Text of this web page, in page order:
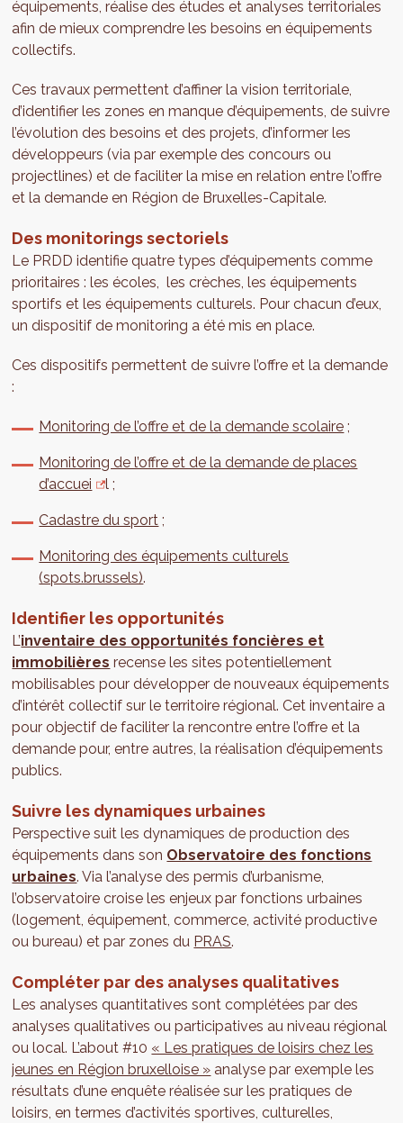
équipements, réalise des études et analyses territoriales
afin de mieux comprendre les besoins en équipements
collectifs.
Ces travaux permettent d’affiner la vision territoriale,
d’identifier les zones en manque d’équipements, de suivre
l’évolution des besoins et des projets, d’informer les
développeurs (via par exemple des concours ou
projectlines) et de faciliter la mise en relation entre l’offre
et la demande en Région de Bruxelles-Capitale.
Des monitorings sectoriels
Le PRDD identifie quatre types d’équipements comme
prioritaires : les écoles, les crèches, les équipements
sportifs et les équipements culturels. Pour chacun d’eux,
un dispositif de monitoring a été mis en place.
Ces dispositifs permettent de suivre l’offre et la demande
:
Monitoring de l’offre et de la demande scolaire ;
Monitoring de l’offre et de la demande de places
d’accuei
l ;
Cadastre du sport ;
Monitoring des équipements culturels
(spots.brussels).
Identifier les opportunités
L’inventaire des opportunités foncières et
immobilières recense les sites potentiellement
mobilisables pour développer de nouveaux équipements
d’intérêt collectif sur le territoire régional. Cet inventaire a
pour objectif de faciliter la rencontre entre l’offre et la
demande pour, entre autres, la réalisation d’équipements
publics.
Suivre les dynamiques urbaines
Perspective suit les dynamiques de production des
équipements dans son Observatoire des fonctions
urbaines. Via l’analyse des permis d’urbanisme,
l’observatoire croise les enjeux par fonctions urbaines
(logement, équipement, commerce, activité productive
ou bureau) et par zones du PRAS.
Compléter par des analyses qualitatives
Les analyses quantitatives sont complétées par des
analyses qualitatives ou participatives au niveau régional
ou local. L’about #10 « Les pratiques de loisirs chez les
jeunes en Région bruxelloise » analyse par exemple les
résultats d’une enquête réalisée sur les pratiques de
loisirs, en termes d’activités sportives, culturelles,